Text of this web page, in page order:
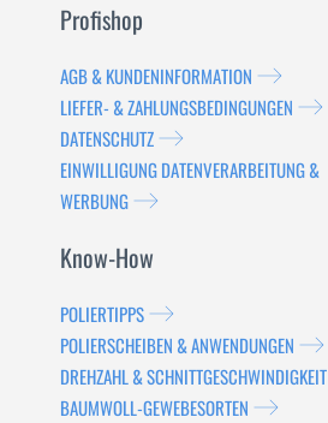
Profishop
AGB & KUNDENINFORMATION
LIEFER- & ZAHLUNGSBEDINGUNGEN
DATENSCHUTZ
EINWILLIGUNG DATENVERARBEITUNG &
WERBUNG
Know-How
POLIERTIPPS
POLIERSCHEIBEN & ANWENDUNGEN
DREHZAHL & SCHNITTGESCHWINDIGKEIT
BAUMWOLL-GEWEBESORTEN